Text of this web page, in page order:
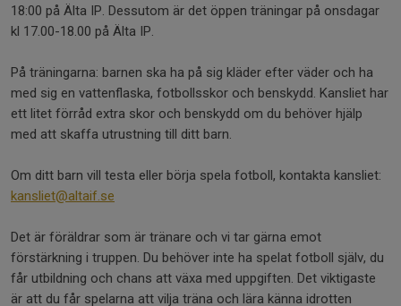
18:00 på Älta IP. Dessutom är det öppen träningar på onsdagar
kl 17.00-18.00 på Älta IP.
På träningarna: barnen ska ha på sig kläder efter väder och ha
med sig en vattenflaska, fotbollsskor och benskydd. Kansliet har
ett litet förråd extra skor och benskydd om du behöver hjälp
med att skaffa utrustning till ditt barn.
Om ditt barn vill testa eller börja spela fotboll, kontakta kansliet:
kansliet@altaif.se
Det är föräldrar som är tränare och vi tar gärna emot
förstärkning i truppen. Du behöver inte ha spelat fotboll själv, du
får utbildning och chans att växa med uppgiften. Det viktigaste
är att du får spelarna att vilja träna och lära känna idrotten